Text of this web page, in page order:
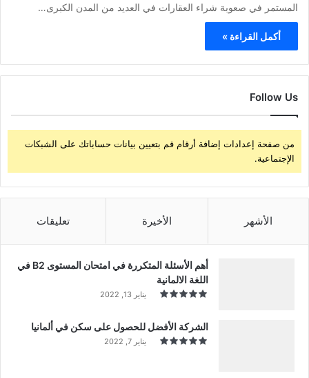
المستمر في صعوبة شراء العقارات في العديد من المدن الكبرى…
أكمل القراءة »
Follow Us
من صفحة إعدادات إضافة أرقام قم بتعيين بيانات حساباتك على الشبكات
الإجتماعية.
الأشهر الأخيرة تعليقات
أهم الأسئلة المتكررة في امتحان المستوى B2 في
اللغة الالمانية
يناير 13, 2022
الشركة الأفضل للحصول على سكن في ألمانيا
يناير 7, 2022